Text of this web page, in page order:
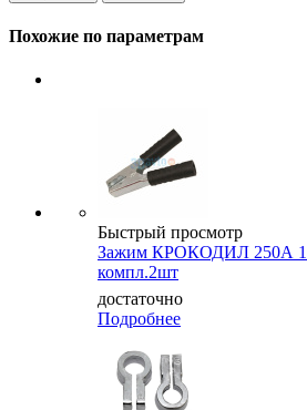
Похожие по параметрам
Быстрый просмотр
Зажим КРОКОДИЛ 250А
компл.2шт
достаточно
Подробнее